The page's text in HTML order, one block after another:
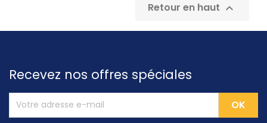
Retour en haut 
Recevez nos offres spéciales